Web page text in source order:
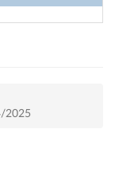
2025